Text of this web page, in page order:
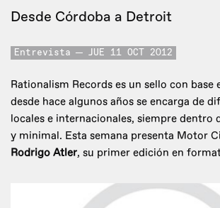
Desde Córdoba a Detroit
Entrevista JUE 11 OCT 2012
Rationalism Records es un sello con base
desde hace algunos años se encarga de
locales e internacionales, siempre dentro
y minimal. Esta semana presenta Motor
Rodrigo Atler, su primer edición en